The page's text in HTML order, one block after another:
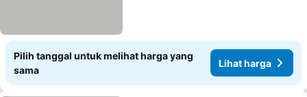
Pilih tanggal untuk melihat harga yang
sama
Lihat harga